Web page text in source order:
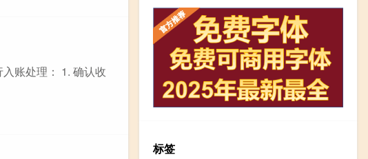
账处理： 1. 确认收
标签